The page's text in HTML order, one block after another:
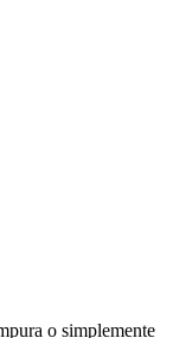
o simplemente